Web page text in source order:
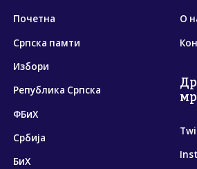
Почетна
Српска памти
Избори
Република Српска
ФБиХ
Србија
БиХ
О